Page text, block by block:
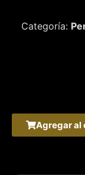
Categoría:
Agregar al